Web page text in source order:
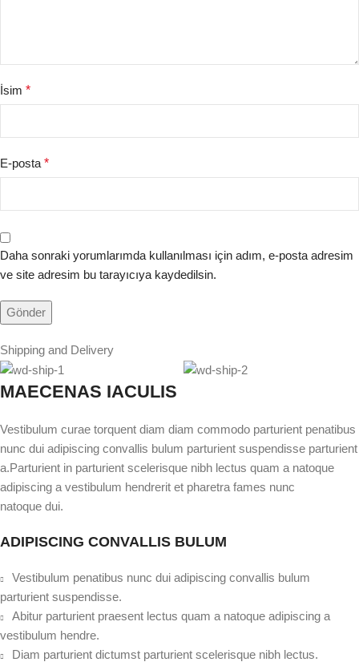
İsim *
E-posta *
Daha sonraki yorumlarımda kullanılması için adım, e-posta adresim
ve site adresim bu tarayıcıya kaydedilsin.
Shipping and Delivery
MAECENAS IACULIS
Vestibulum curae torquent diam diam commodo parturient penatibus
nunc dui adipiscing convallis bulum parturient suspendisse parturient
a.Parturient in parturient scelerisque nibh lectus quam a natoque
adipiscing a vestibulum hendrerit et pharetra fames nunc
natoque dui.
ADIPISCING CONVALLIS BULUM
Vestibulum penatibus nunc dui adipiscing convallis bulum
parturient suspendisse.
Abitur parturient praesent lectus quam a natoque adipiscing a
vestibulum hendre.
Diam parturient dictumst parturient scelerisque nibh lectus.